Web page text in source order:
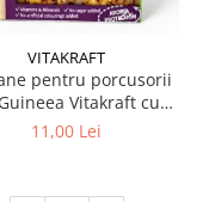
VITAKRAFT
pentru porcusorii
Vitakraft cu
& nuci 2 buc
11,00 Lei